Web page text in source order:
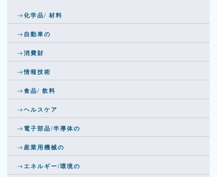
化学品/ 材料
自動車の
消費財
情報技術
食品/ 飲料
ヘルスケア
電子部品/半導体の
産業用機械の
エネルギー/環境の